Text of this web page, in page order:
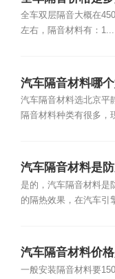
全车双层隔音大概在
左右，隔音材料有：1...
汽车隔音材料哪
汽车隔音材料选北京平
隔音材料种类有很多，
汽车隔音材料是
是的，汽车隔音材料是
的隔热效果，在汽车引
汽车隔音材料价
一般安装隔音材料要